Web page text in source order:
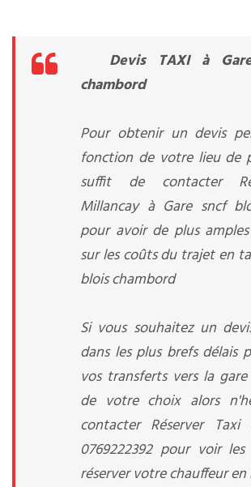
Devis TAXI à
chambord
Pour obtenir un devis
fonction de votre lieu de
suffit de contacter
Millancay à Gare sncf
pour avoir de plus
sur les coûts du trajet en
blois chambord
Si vous souhaitez un
dans les plus brefs délais
vos transferts vers la
de votre choix alors
contacter Réserver Taxi
0769222392 pour voir
réserver votre chauffeur en